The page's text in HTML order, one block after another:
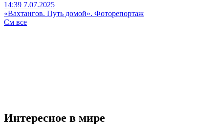
14:39 7.07.2025
«Вахтангов. Путь домой». Фоторепортаж
См все
Интересное в мире